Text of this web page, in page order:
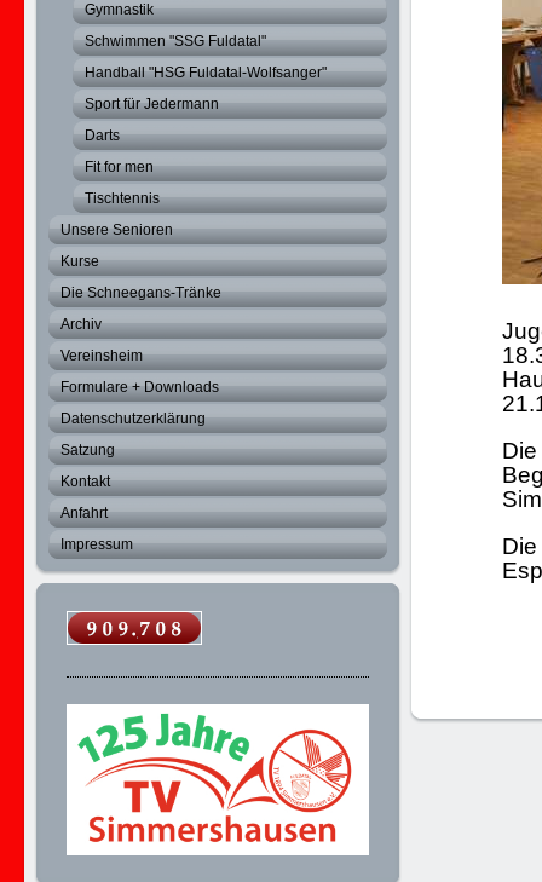
Gymnastik
Schwimmen "SSG Fuldatal"
Handball "HSG Fuldatal-Wolfsanger"
Sport für Jedermann
Darts
Fit for men
Tischtennis
Unsere Senioren
Kurse
Die Schneegans-Tränke
Archiv
Vereinsheim
Formulare + Downloads
Datenschutzerklärung
Satzung
Kontakt
Anfahrt
Impressum